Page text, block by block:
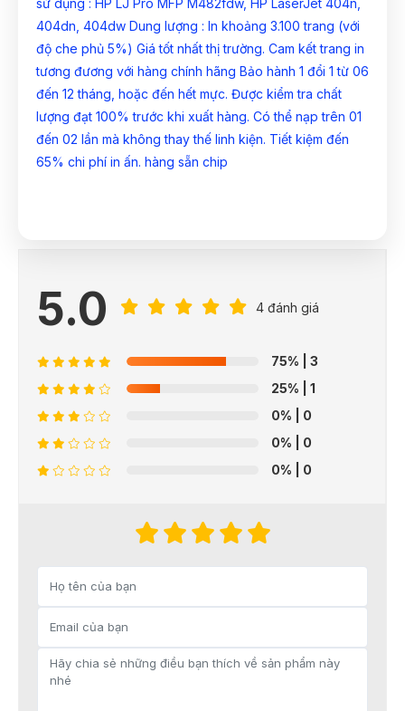
404dn, 404dw Dung lượng : In khoảng 3.100 trang (với
độ che phủ 5%) Giá tốt nhất thị trường. Cam kết trang in
tương đương với hàng chính hãng Bảo hành 1 đổi 1 từ 06
đến 12 tháng, hoặc đến hết mực. Được kiểm tra chất
lượng đạt 100% trước khi xuất hàng. Có thể nạp trên 01
đến 02 lần mà không thay thế linh kiện. Tiết kiệm đến
65% chi phí in ấn. hàng sẵn chip
5.0 4 đánh giá
75% | 3
25% | 1
0% | 0
0% | 0
0% | 0